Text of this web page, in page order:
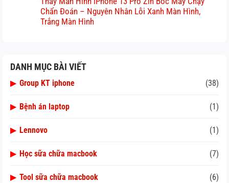
Chẩn Đoán – Nguyên Nhân Lỗi Xanh Màn Hình,
Trắng Màn Hình
DANH MỤC BÀI VIẾT
▶ Group KT iphone (38)
▶ Bệnh án laptop (1)
▶ Lennovo (1)
▶ Học sữa chữa macbook (7)
▶ Tool sữa chữa macbook (6)